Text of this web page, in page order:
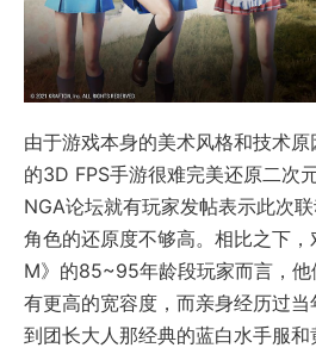
由于游戏本身的美术风格和技术
的3D FPS手游很难完美还原二次
NGA论坛就有玩家发帖表示此次
角色的还原度不够高。相比之下
M》的85~95年龄段玩家而言，
有更高的宽容度，而亲身经历过当
到团长大人那经典的蓝白水手服